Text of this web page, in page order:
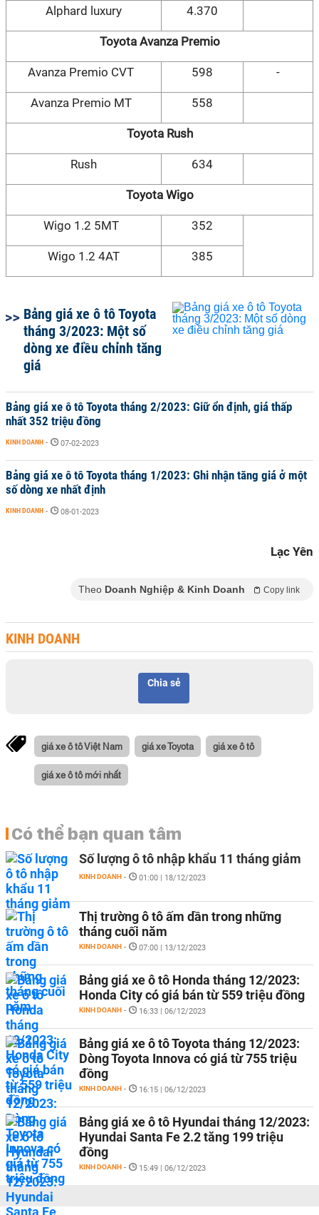
Alphard luxury 4.370
Toyota Avanza Premio
Avanza Premio CVT 598 -
Avanza Premio MT 558
Toyota Rush
Rush 634
Toyota Wigo
Wigo 1.2 5MT 352
Wigo 1.2 4AT 385
Bảng giá xe ô tô Toyota
tháng 3/2023: Một số
dòng xe điều chỉnh tăng
giá
Bảng giá xe ô tô Toyota tháng 2/2023: Giữ ổn định, giá thấp
nhất 352 triệu đồng
KINH DOANH - 07-02-2023
Bảng giá xe ô tô Toyota tháng 1/2023: Ghi nhận tăng giá ở một
số dòng xe nhất định
KINH DOANH - 08-01-2023
Lạc Yên
Theo Doanh Nghiệp & Kinh Doanh Copy link
KINH DOANH
Chia sẻ
giá xe ô tô Việt Nam giá xe Toyota giá xe ô tô
giá xe ô tô mới nhất
Có thể bạn quan tâm
Số lượng ô tô nhập khẩu 11 tháng giảm
KINH DOANH - 01:00 | 18/12/2023
Thị trường ô tô ấm dần trong những
tháng cuối năm
KINH DOANH - 07:00 | 13/12/2023
Bảng giá xe ô tô Honda tháng 12/2023:
Honda City có giá bán từ 559 triệu đồng
KINH DOANH - 16:33 | 06/12/2023
Bảng giá xe ô tô Toyota tháng 12/2023:
Dòng Toyota Innova có giá từ 755 triệu
đồng
KINH DOANH - 16:15 | 06/12/2023
Bảng giá xe ô tô Hyundai tháng 12/2023:
Hyundai Santa Fe 2.2 tăng 199 triệu
đồng
KINH DOANH - 15:49 | 06/12/2023